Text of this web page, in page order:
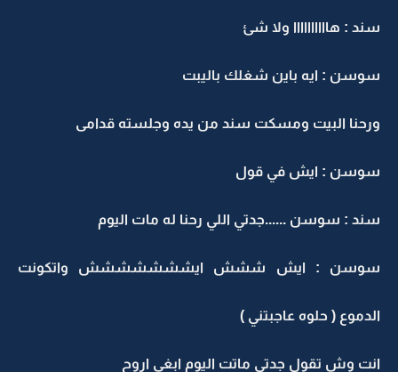
سند : هاااااااااا ولا شئ
سوسن : ايه باين شغلك باليبت
ورحنا البيت ومسكت سند من يده وجلسته قدامى
سوسن : ايش في قول
سند : سوسن ......جدتي اللي رحنا له مات اليوم
سوسن : ايش ششش ايششششششش واتكونت
الدموع ( حلوه عاجبتني )
انت وش تقول جدتي ماتت اليوم ابغى اروح